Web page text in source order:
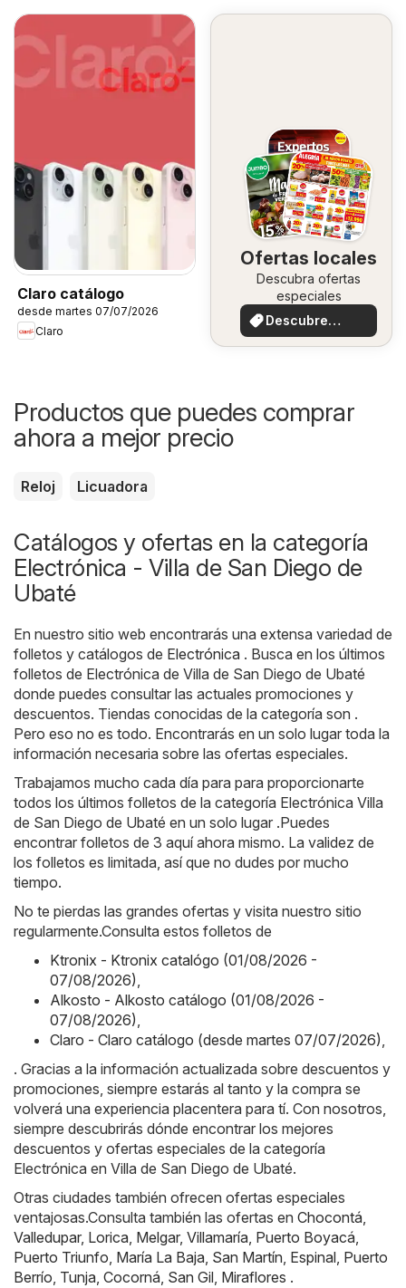
Claro catálogo
desde martes 07/07/2026
Claro
Ofertas locales
Descubra ofertas
especiales
Descubre
ofertas
Productos que puedes comprar
ahora a mejor precio
Reloj Licuadora
Catálogos y ofertas en la categoría
Electrónica - Villa de San Diego de
Ubaté
En nuestro sitio web encontrarás una extensa variedad de
folletos y catálogos de Electrónica . Busca en los últimos
folletos de Electrónica de Villa de San Diego de Ubaté
donde puedes consultar las actuales promociones y
descuentos. Tiendas conocidas de la categoría son .
Pero eso no es todo. Encontrarás en un solo lugar toda la
información necesaria sobre las ofertas especiales.
Trabajamos mucho cada día para para proporcionarte
todos los últimos folletos de la categoría Electrónica Villa
de San Diego de Ubaté en un solo lugar .Puedes
encontrar folletos de 3 aquí ahora mismo. La validez de
los folletos es limitada, así que no dudes por mucho
tiempo.
No te pierdas las grandes ofertas y visita nuestro sitio
regularmente.Consulta estos folletos de
Ktronix - Ktronix catalógo (01/08/2026 -
07/08/2026),
Alkosto - Alkosto catálogo (01/08/2026 -
07/08/2026),
Claro - Claro catálogo (desde martes 07/07/2026),
. Gracias a la información actualizada sobre descuentos y
promociones, siempre estarás al tanto y la compra se
volverá una experiencia placentera para tí. Con nosotros,
siempre descubrirás dónde encontrar los mejores
descuentos y ofertas especiales de la categoría
Electrónica en Villa de San Diego de Ubaté.
Otras ciudades también ofrecen ofertas especiales
ventajosas.Consulta también las ofertas en Chocontá,
Valledupar, Lorica, Melgar, Villamaría, Puerto Boyacá,
Puerto Triunfo, María La Baja, San Martín, Espinal, Puerto
Berrío, Tunja, Cocorná, San Gil, Miraflores .